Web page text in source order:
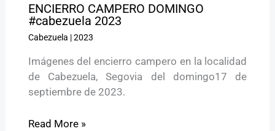
ENCIERRO CAMPERO DOMINGO
#cabezuela 2023
Cabezuela |2023
Imágenes del encierro campero en la localidad
de Cabezuela, Segovia del domingo17 de
septiembre de 2023.
Read More »